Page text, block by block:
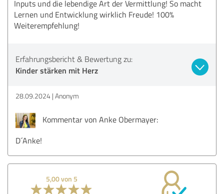
Inputs und die lebendige Art der Vermittlung! So macht
Lernen und Entwicklung wirklich Freude! 100%
Weiterempfehlung!
Erfahrungsbericht & Bewertung zu:
Kinder stärken mit Herz
28.09.2024 Anonym
Kommentar von Anke Obermayer:
D´Anke!
5,00 von 5